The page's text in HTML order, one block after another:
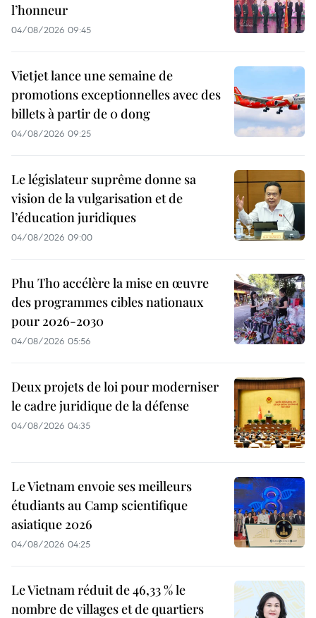
l’honneur
04/08/2026 09:45
Vietjet lance une semaine de
promotions exceptionnelles avec des
billets à partir de 0 dong
04/08/2026 09:25
Le législateur suprême donne sa
vision de la vulgarisation et de
l’éducation juridiques
04/08/2026 09:00
Phu Tho accélère la mise en œuvre
des programmes cibles nationaux
pour 2026-2030
04/08/2026 05:56
Deux projets de loi pour moderniser
le cadre juridique de la défense
04/08/2026 04:35
Le Vietnam envoie ses meilleurs
étudiants au Camp scientifique
asiatique 2026
04/08/2026 04:25
Le Vietnam réduit de 46,33 % le
nombre de villages et de quartiers